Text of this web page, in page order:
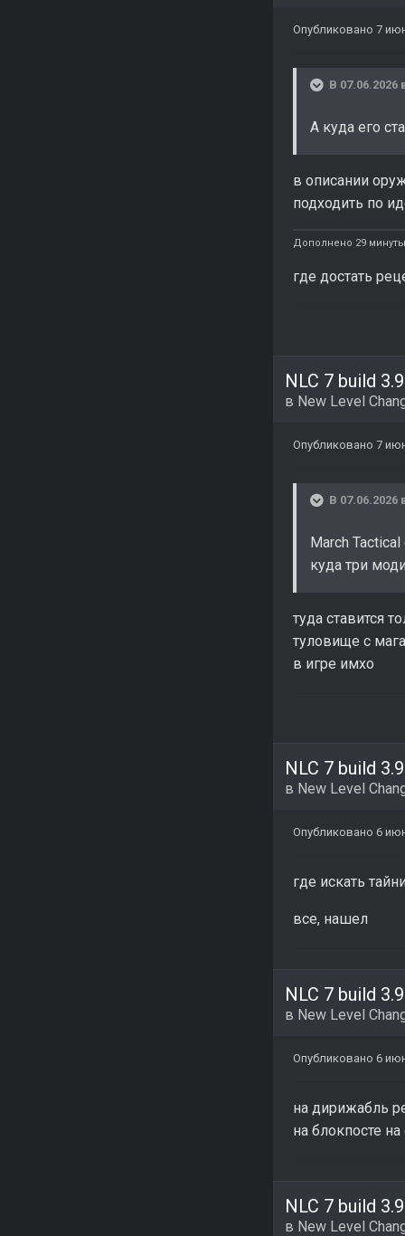
Опубликовано 7
В 07.06.2026
А куда его
в описании
подходить по
Дополнено 29
где достать
NLC 7 build
в New Level
Опубликовано 7
В 07.06.2026
March
куда три
туда ставится
туловище с
в игре имхо
NLC 7 build
в New Level
Опубликовано 6
где искать
все, нашел
NLC 7 build
в New Level
Опубликовано 6
на дирижабль
на блокпосте
NLC 7 build
в New Level